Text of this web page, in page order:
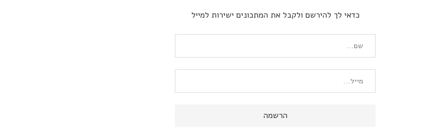
כדאי לך להירשם ולקבל את המתכונים ישירות למייל